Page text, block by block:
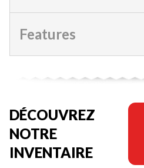
Features
DÉCOUVREZ
NOTRE
INVENTAIRE